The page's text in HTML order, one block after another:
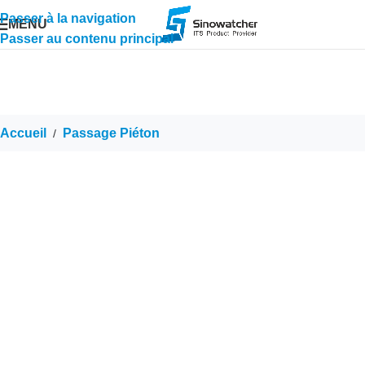
Passer à la navigation
Passer au contenu principal
MENU
Accueil / Passage Piéton